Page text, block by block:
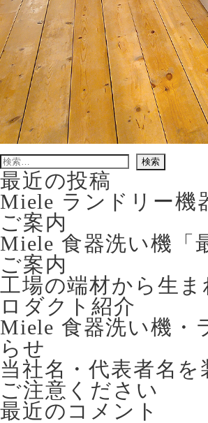
検
索:
最近の投稿
Miele ランドリー機
ご案内
Miele 食器洗い機「
ご案内
工場の端材から生
ロダクト紹介
Miele 食器洗い機・
らせ
当社名・代表者名
ご注意ください
最近のコメント